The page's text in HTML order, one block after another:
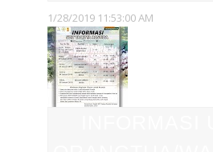
1/28/2019 11:53:00 AM